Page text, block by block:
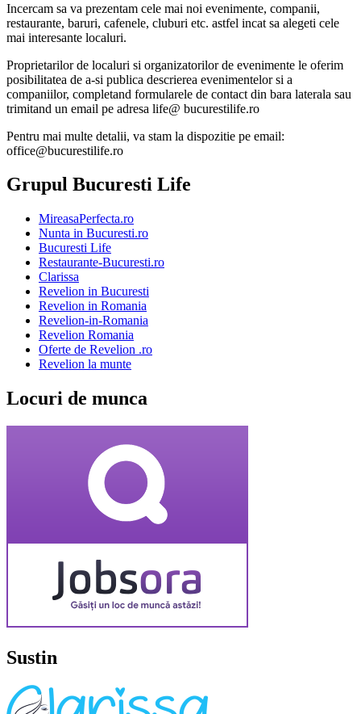
Incercam sa va prezentam cele mai noi evenimente, companii,
restaurante, baruri, cafenele, cluburi etc. astfel incat sa alegeti cele
mai interesante localuri.
Proprietarilor de localuri si organizatorilor de evenimente le oferim
posibilitatea de a-si publica descrierea evenimentelor si a
companiilor, completand formularele de contact din bara laterala sau
trimitand un email pe adresa life@ bucurestilife.ro
Pentru mai multe detalii, va stam la dispozitie pe email:
office@bucurestilife.ro
Grupul Bucuresti Life
MireasaPerfecta.ro
Nunta in Bucuresti.ro
Bucuresti Life
Restaurante-Bucuresti.ro
Clarissa
Revelion in Bucuresti
Revelion in Romania
Revelion-in-Romania
Revelion Romania
Oferte de Revelion .ro
Revelion la munte
Locuri de munca
Sustin